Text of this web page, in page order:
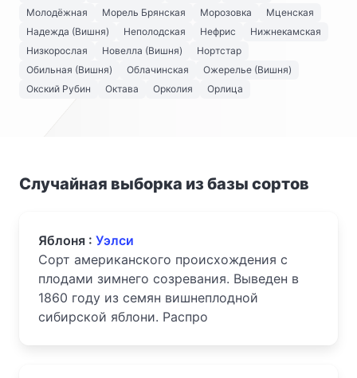
Молодёжная
Морель Брянская Морозовка
Мценская
Надежда (Вишня)
Неполодская Нефрис
Нижнекамская
Низкорослая
Новелла (Вишня)
Нортстар
Обильная (Вишня)
Облачинская
Ожерелье (Вишня)
Окский Рубин
Октава Орколия Орлица
Случайная выборка из базы сортов
Яблоня : Уэлси
Сорт американского происхождения с
плодами зимнего созревания. Выведен в
1860 году из семян вишнеплодной
сибирской яблони. Распро